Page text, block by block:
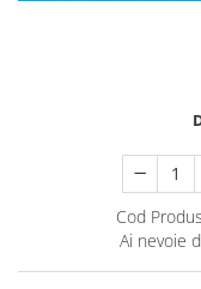
Cod
Ai nevoie